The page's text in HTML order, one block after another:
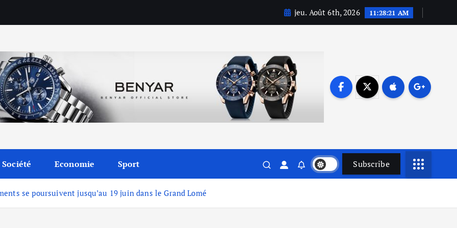
jeu. Août 6th, 2026 11:28:22 AM
Société Economie Sport Subscribe
se poursuivent jusqu’au 19 juin dans le Grand Lomé